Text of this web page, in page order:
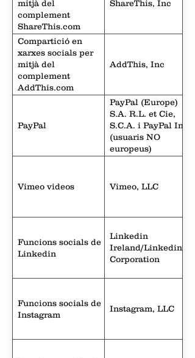
mitjà del
complement
ShareThis.com
ShareThis, Inc
Compartició en
xarxes socials per
mitjà del
complement
AddThis.com
AddThis, Inc
PayPal
PayPal (Europe)
S.A. R.L. et Cie,
S.C.A. i PayPal Inc
(usuaris NO
europeus)
Vimeo videos Vimeo, LLC
Funcions socials de
Linkedin
Linkedin
Ireland/Linkedin
Corporation
Funcions socials de
Instagram
Instagram, LLC